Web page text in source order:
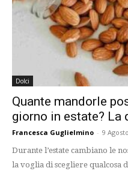
Dolci
Quante mandorle
giorno in estate? La
Francesca Guglielmino - 9
Durante l’estate cambiano le
la voglia di scegliere qualcosa